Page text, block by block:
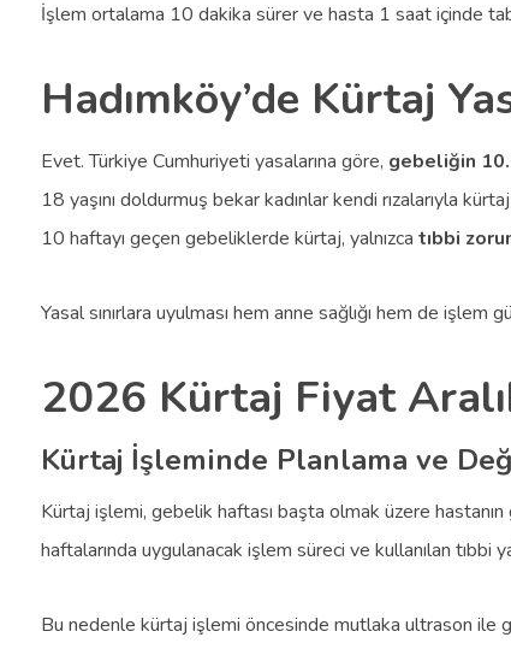
İşlem ortalama 10 dakika sürer ve hasta 1 saat içinde
Hadımköy’de Kürtaj
Evet. Türkiye Cumhuriyeti yasalarına göre, gebeliğin
18 yaşını doldurmuş bekar kadınlar kendi rızalarıyla
10 haftayı geçen gebeliklerde kürtaj, yalnızca tıbbi
Yasal sınırlara uyulması hem anne sağlığı hem de işlem
2026 Kürtaj Fiyat
Kürtaj İşleminde Planlama ve
Kürtaj işlemi, gebelik haftası başta olmak üzere
haftalarında uygulanacak işlem süreci ve kullanılan tıbbi
Bu nedenle kürtaj işlemi öncesinde mutlaka ultrason ile